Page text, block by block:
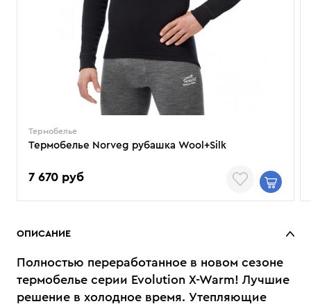
Термобелье
Термобелье Norveg рубашка Wool+Silk
7 670 руб
ОПИСАНИЕ
Полностью переработанное в новом сезоне
термобелье серии Evolution X-Warm! Лучшие
решение в холодное время. Утепляющие